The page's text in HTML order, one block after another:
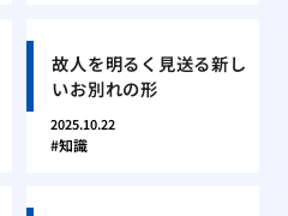
故人を明るく見送る新し
いお別れの形
2025.10.22
知識